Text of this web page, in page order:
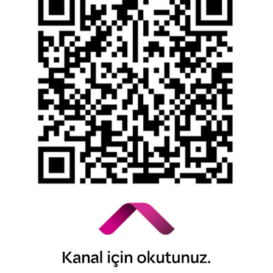
Bilgi Toplumu Hizmetleri
Kişisel Verilerin Korunması
YTM - Zamanaşımına Uğrayacak Emanet ve
Alacaklar
Kamuyu Aydınlatma Esaslarına İlişkin Duyuru